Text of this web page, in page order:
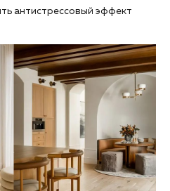
антистрессовый эффект